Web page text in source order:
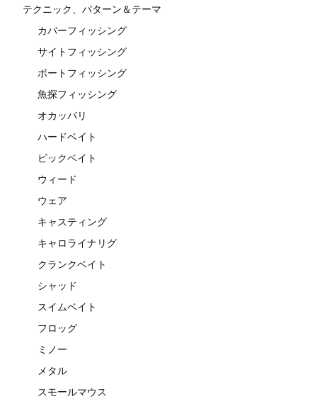
テクニック、パターン＆テーマ
カバーフィッシング
サイトフィッシング
ボートフィッシング
魚探フィッシング
オカッパリ
ハードベイト
ビックベイト
ウィード
ウェア
キャスティング
キャロライナリグ
クランクベイト
シャッド
スイムベイト
フロッグ
ミノー
メタル
スモールマウス